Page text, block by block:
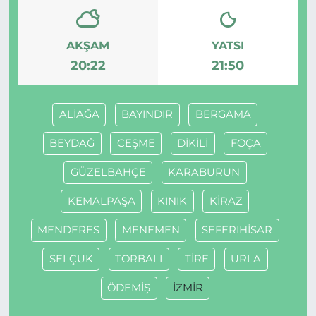
AKŞAM
20:22
YATSI
21:50
ALİAĞA BAYINDIR BERGAMA
BEYDAĞ CEŞME DİKİLİ FOÇA
GÜZELBAHÇE KARABURUN
KEMALPAŞA KINIK KİRAZ
MENDERES MENEMEN SEFERIHİSAR
SELÇUK TORBALI TİRE URLA
ÖDEMİŞ İZMİR